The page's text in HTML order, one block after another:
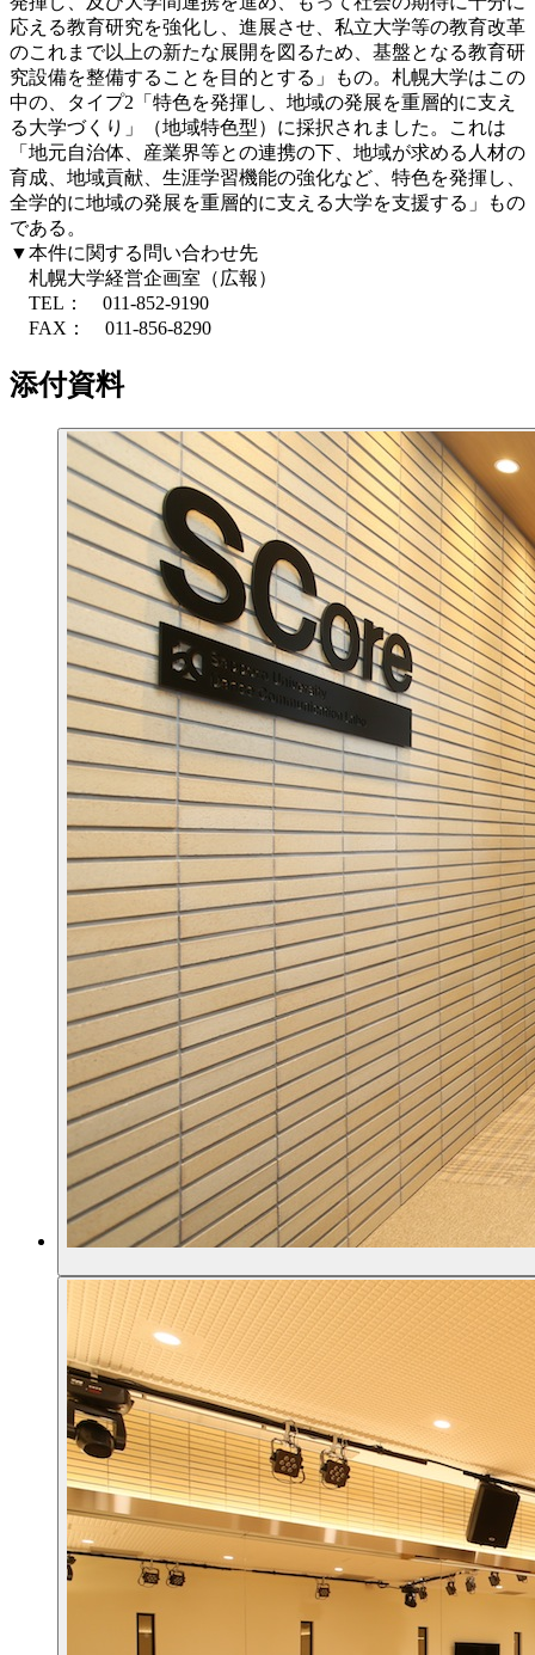
応える教育研究を強化し、進展させ、私立大学等の教育改革
のこれまで以上の新たな展開を図るため、基盤となる教育研
究設備を整備することを目的とする」もの。札幌大学はこの
中の、タイプ2「特色を発揮し、地域の発展を重層的に支え
る大学づくり」（地域特色型）に採択されました。これは
「地元自治体、産業界等との連携の下、地域が求める人材の
育成、地域貢献、生涯学習機能の強化など、特色を発揮し、
全学的に地域の発展を重層的に支える大学を支援する」もの
である。
▼本件に関する問い合わせ先
札幌大学経営企画室（広報）
TEL： 011-852-9190
FAX： 011-856-8290
添付資料